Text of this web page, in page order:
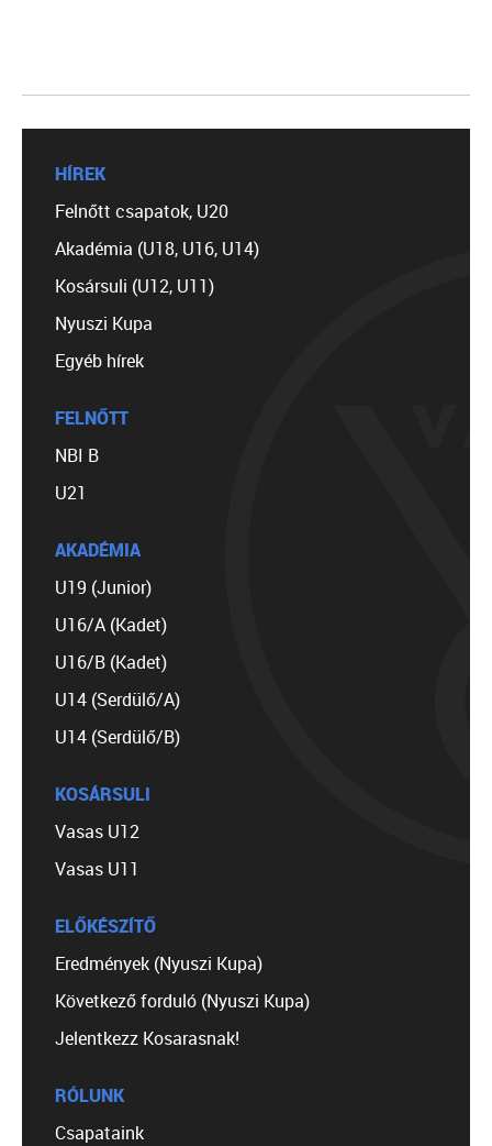
HÍREK
Felnőtt csapatok, U20
Akadémia (U18, U16, U14)
Kosársuli (U12, U11)
Nyuszi Kupa
Egyéb hírek
FELNŐTT
NBI B
U21
AKADÉMIA
U19 (Junior)
U16/A (Kadet)
U16/B (Kadet)
U14 (Serdülő/A)
U14 (Serdülő/B)
KOSÁRSULI
Vasas U12
Vasas U11
ELŐKÉSZÍTŐ
Eredmények (Nyuszi Kupa)
Következő forduló (Nyuszi Kupa)
Jelentkezz Kosarasnak!
RÓLUNK
Csapataink